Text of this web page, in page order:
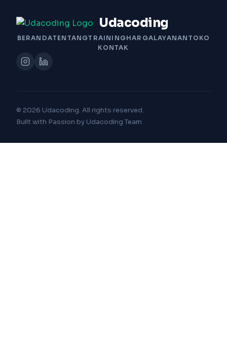
Udacoding
BERANDATENTANGTRAININGHARGALAYANAN TOKO
KONTAK
© 2026 Udacoding. All rights reserved.
Built with Passion by Udacoding Team